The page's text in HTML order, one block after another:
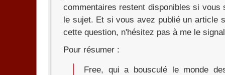
commentaires restent disponibles si vous
le sujet. Et si vous avez publié un article
cette question, n'hésitez pas à me le
Pour résumer :
Free, qui a bousculé le monde